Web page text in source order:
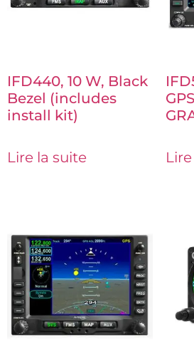
IFD440, 10 W, Black
Bezel (includes
install kit)
Lire la suite